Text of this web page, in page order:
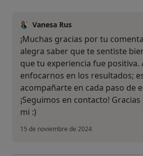
Vanesa Rus
¡Muchas gracias por tu
alegra saber que te sentiste
que tu experiencia fue positiva.
enfocarnos en los resultados;
acompañarte en cada paso de
¡Seguimos en contacto!
mi :)
15 de noviembre de 2024